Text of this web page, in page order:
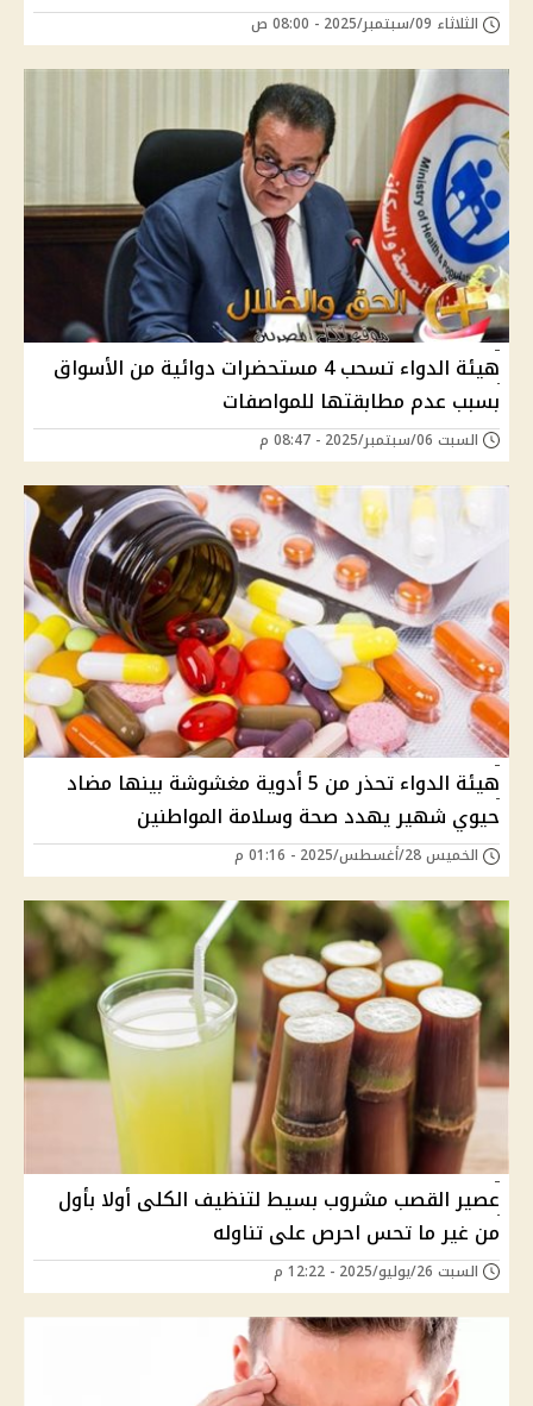
الثلاثاء 09/سبتمبر/2025 - 08:00 ص
هيئة الدواء تسحب 4 مستحضرات دوائية من الأسواق
بسبب عدم مطابقتها للمواصفات
السبت 06/سبتمبر/2025 - 08:47 م
هيئة الدواء تحذر من 5 أدوية مغشوشة بينها مضاد
حيوي شهير يهدد صحة وسلامة المواطنين
الخميس 28/أغسطس/2025 - 01:16 م
عصير القصب مشروب بسيط لتنظيف الكلى أولا بأول
من غير ما تحس احرص على تناوله
السبت 26/يوليو/2025 - 12:22 م